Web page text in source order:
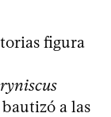
figura
a las